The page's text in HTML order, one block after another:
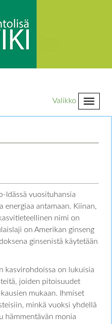
Valikko
Idässä vuosituhansia
antamaan. Kiinan,
nimi on
on Amerikan ginseng
ginsenistä käytetään
kasvirohdoissa on lukuisia
joiden pitoisuudet
mukaan. Ihmiset
minkä vuoksi yhdellä
hämmentävän monia